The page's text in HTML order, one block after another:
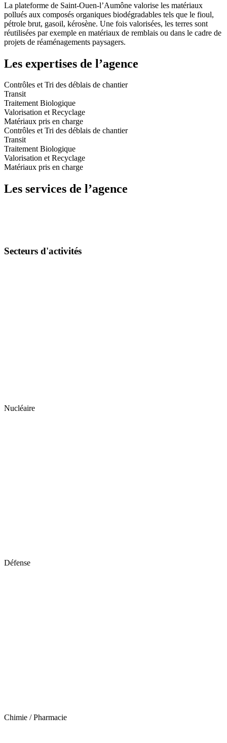
La plateforme de Saint-Ouen-l’Aumône valorise les matériaux
pollués aux composés organiques biodégradables tels que le fioul,
pétrole brut, gasoil, kérosène. Une fois valorisées, les terres sont
réutilisées par exemple en matériaux de remblais ou dans le cadre de
projets de réaménagements paysagers.
Les expertises de l’agence
Contrôles et Tri des déblais de chantier
Transit
Traitement Biologique
Valorisation et Recyclage
Matériaux pris en charge
Contrôles et Tri des déblais de chantier
Transit
Traitement Biologique
Valorisation et Recyclage
Matériaux pris en charge
Les services de l’agence
Secteurs d'activités
Nucléaire
Défense
Chimie / Pharmacie